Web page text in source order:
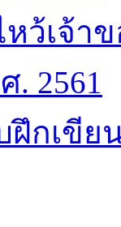
ว้เจ้า
. 2561
ฝึกเขีย